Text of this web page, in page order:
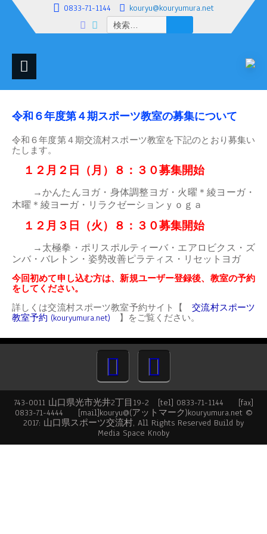
0833-71-1144
kouryu@kouryumura.net
検
索:
令和６年度第４期スポーツ教室の募集について
令和６年度第４期交流村スポーツ教室を下記のとおり募集い
たします。
１２月２日（月）８：３０募集開始
→かんたんヨガ・身体調整ヨガ・火曜＊綾ヨーガ・
木曜＊綾ヨーガ・リラクゼーションｙｏｇａ
１２月３日（火）８：３０募集開始
→太極拳・ポリスポルティーバ・エアロビクス・ ズ
ンバ・バレトン・姿勢改善ピラティス・リセットヨガ
今回初めて申し込む方は、新規ユーザー登録後、教室の予約
をしてください。
詳しくは交流村スポーツ教室予約サイト【交流村スポーツ
教室予約 (kouryumura.net) 】をご覧ください。
743-0011 山口県光市光井2丁目19-2 [tel] 0833-71-1144 [fax]
0833-71-4444 [mail]kouryu@(アットマーク)kouryumura.net ©
2017: 山口県スポーツ交流村, All Rights Reserved Build by
Media Space Knoby